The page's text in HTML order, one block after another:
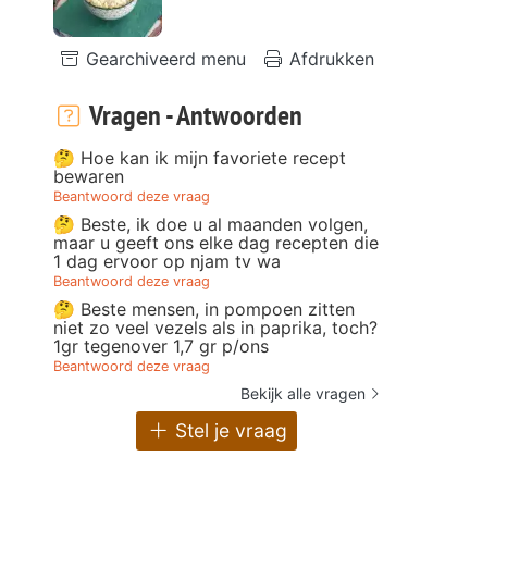
Gearchiveerd menu Afdrukken
Vragen - Antwoorden
🤔 Hoe kan ik mijn favoriete recept
bewaren
Beantwoord deze vraag
🤔 Beste, ik doe u al maanden volgen,
maar u geeft ons elke dag recepten die
1 dag ervoor op njam tv wa
Beantwoord deze vraag
🤔 Beste mensen, in pompoen zitten
niet zo veel vezels als in paprika, toch?
1gr tegenover 1,7 gr p/ons
Beantwoord deze vraag
Bekijk alle vragen
Stel je vraag